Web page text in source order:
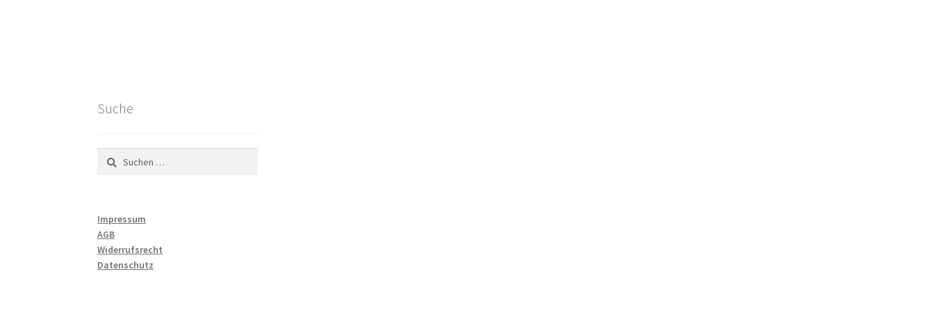
Suche
Suchen
nach:
Impressum
AGB
Widerrufsrecht
Datenschutz